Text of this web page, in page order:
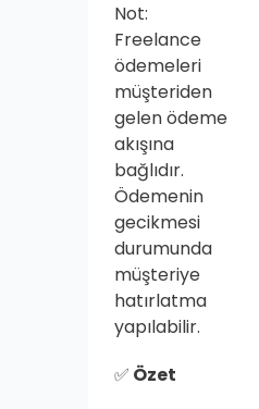
Not:
Freelance
ödemeleri
müşteriden
gelen ödeme
akışına
bağlıdır.
Ödemenin
gecikmesi
durumunda
müşteriye
hatırlatma
yapılabilir.
✅ Özet